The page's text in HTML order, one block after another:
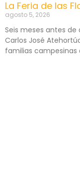
La Feria de las
agosto 5, 2026
Seis meses antes
Carlos José
familias campesinas